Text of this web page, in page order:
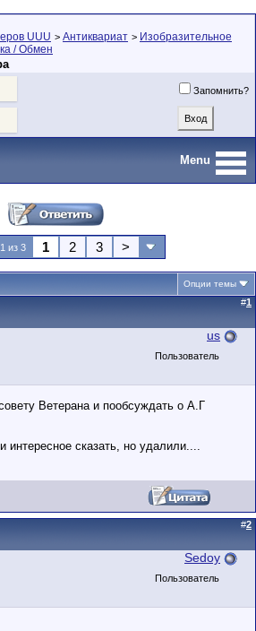
UUU > Антиквариат > Изобразительное
/ Обмен
Запомнить?
Menu
из 3 1 2 3 >
Опции темы
#1
us
Пользователь
Ветерана и пообсуждать о А.Г
интересное сказать, но удалили....
#2
Sedoy
Пользователь